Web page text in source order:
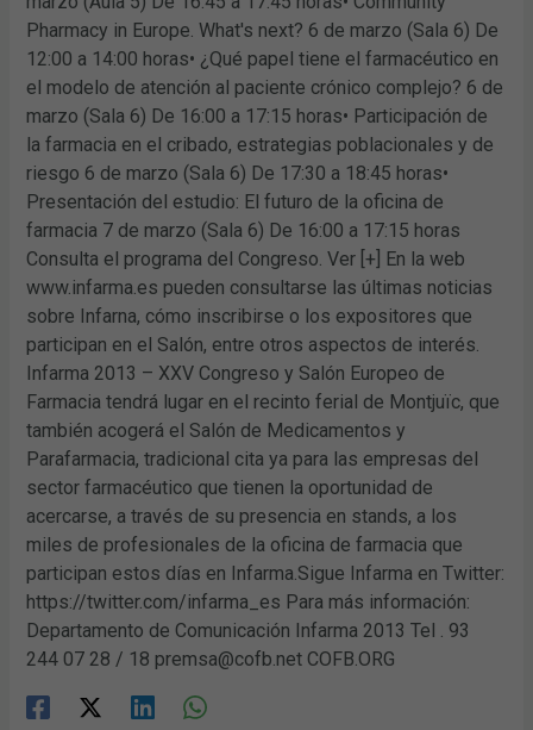
Pharmacy in Europe. What's next? 6 de marzo (Sala 6) De
12:00 a 14:00 horas• ¿Qué papel tiene el farmacéutico en
el modelo de atención al paciente crónico complejo? 6 de
marzo (Sala 6) De 16:00 a 17:15 horas• Participación de
la farmacia en el cribado, estrategias poblacionales y de
riesgo 6 de marzo (Sala 6) De 17:30 a 18:45 horas•
Presentación del estudio: El futuro de la oficina de
farmacia 7 de marzo (Sala 6) De 16:00 a 17:15 horas
Consulta el programa del Congreso. Ver [+] En la web
www.infarma.es pueden consultarse las últimas noticias
sobre Infarna, cómo inscribirse o los expositores que
participan en el Salón, entre otros aspectos de interés.
Infarma 2013 – XXV Congreso y Salón Europeo de
Farmacia tendrá lugar en el recinto ferial de Montjuïc, que
también acogerá el Salón de Medicamentos y
Parafarmacia, tradicional cita ya para las empresas del
sector farmacéutico que tienen la oportunidad de
acercarse, a través de su presencia en stands, a los
miles de profesionales de la oficina de farmacia que
participan estos días en Infarma.Sigue Infarma en Twitter:
https://twitter.com/infarma_es Para más información:
Departamento de Comunicación Infarma 2013 Tel . 93
244 07 28 / 18 premsa@cofb.net COFB.ORG